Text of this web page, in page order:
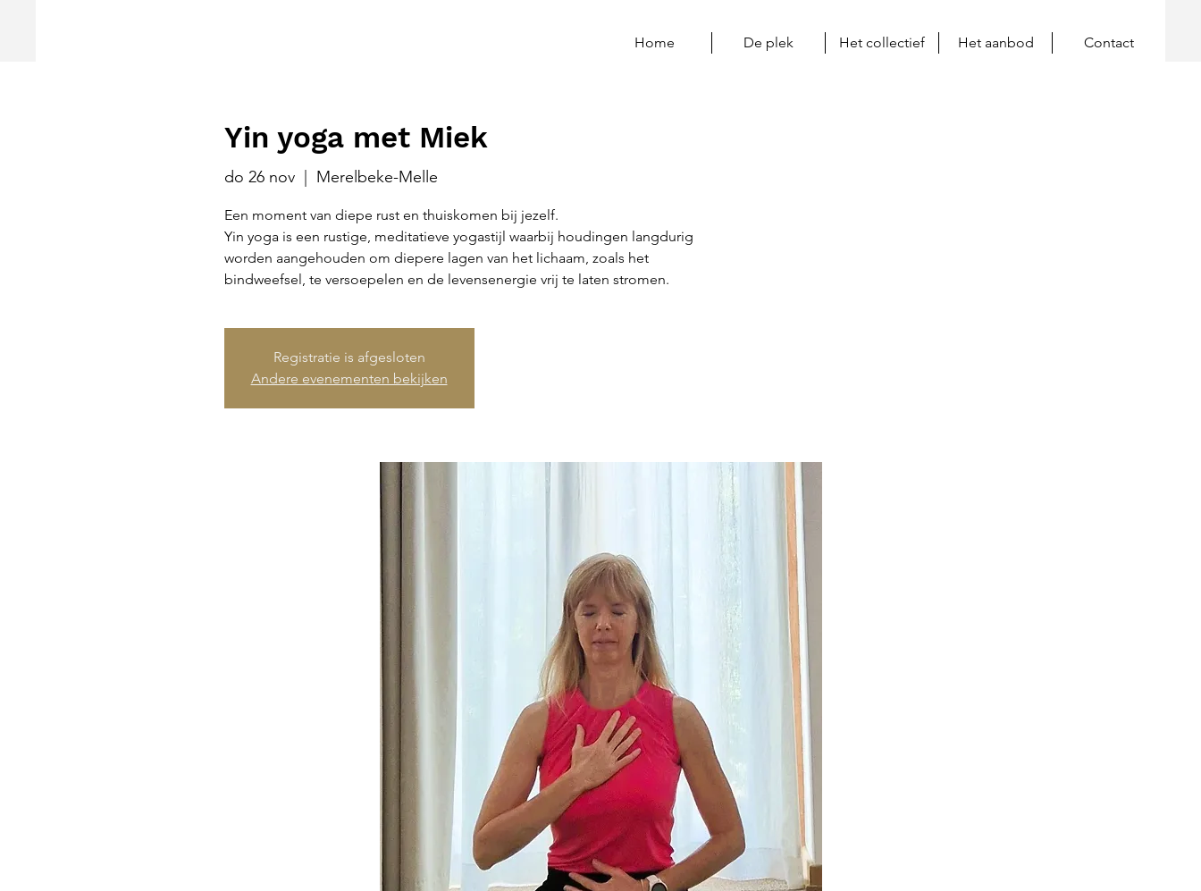
Home De plek Het collectief Het aanbod Contact
Yin yoga met Miek
do 26 nov
  |
Merelbeke-Melle
Een moment van diepe rust en thuiskomen bij jezelf.
Yin yoga is een rustige, meditatieve yogastijl waarbij houdingen langdurig
worden aangehouden om diepere lagen van het lichaam, zoals het
bindweefsel, te versoepelen en de levensenergie vrij te laten stromen.
Registratie is afgesloten
Andere evenementen bekijken